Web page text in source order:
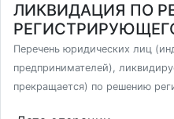
ЛИКВИДАЦИЯ ПО
Перечень юридических лиц
предпринимателей),
прекращается) по решению